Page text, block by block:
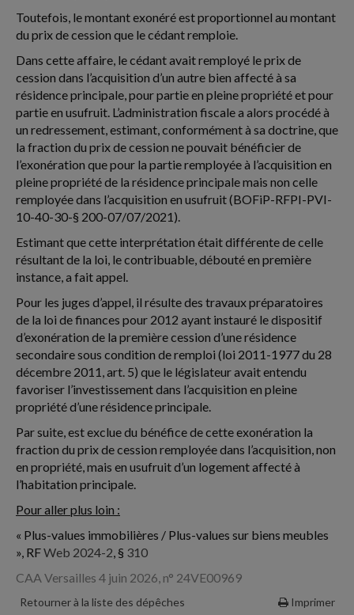
Toutefois, le montant exonéré est proportionnel au montant
du prix de cession que le cédant remploie.
Dans cette affaire, le cédant avait remployé le prix de
cession dans l’acquisition d’un autre bien affecté à sa
résidence principale, pour partie en pleine propriété et pour
partie en usufruit. L’administration fiscale a alors procédé à
un redressement, estimant, conformément à sa doctrine, que
la fraction du prix de cession ne pouvait bénéficier de
l’exonération que pour la partie remployée à l’acquisition en
pleine propriété de la résidence principale mais non celle
remployée dans l’acquisition en usufruit (BOFiP-RFPI-PVI-
10-40-30-§ 200-07/07/2021).
Estimant que cette interprétation était différente de celle
résultant de la loi, le contribuable, débouté en première
instance, a fait appel.
Pour les juges d’appel, il résulte des travaux préparatoires
de la loi de finances pour 2012 ayant instauré le dispositif
d’exonération de la première cession d’une résidence
secondaire sous condition de remploi (loi 2011-1977 du 28
décembre 2011, art. 5) que le législateur avait entendu
favoriser l’investissement dans l’acquisition en pleine
propriété d’une résidence principale.
Par suite, est exclue du bénéfice de cette exonération la
fraction du prix de cession remployée dans l’acquisition, non
en propriété, mais en usufruit d’un logement affecté à
l’habitation principale.
Pour aller plus loin :
« Plus-values immobilières / Plus-values sur biens meubles
», RFWeb 2024-2, § 310
CAA Versailles 4 juin 2026, n° 24VE00969
Retourner à la liste des dépêches Imprimer